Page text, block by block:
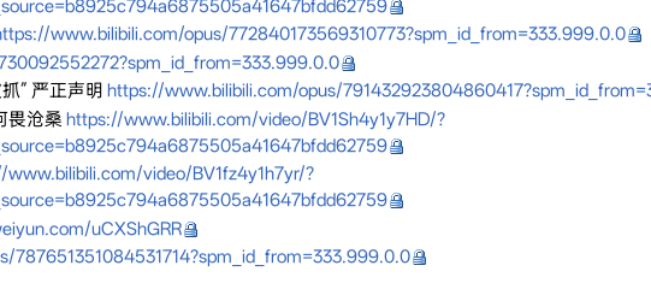
www.bilibili.com/opus/772840173569310773?spm_id_from=333.999.0.0
” 严正声明 https://www.bilibili.com/opus/
畏沧桑 https://www.bilibili.com/video/BV1Sh4y1y7HD/?
www.bilibili.com/video/BV1fz4y1h7yr/?
uCXShGRR
787651351084531714?spm_id_from=333.999.0.0